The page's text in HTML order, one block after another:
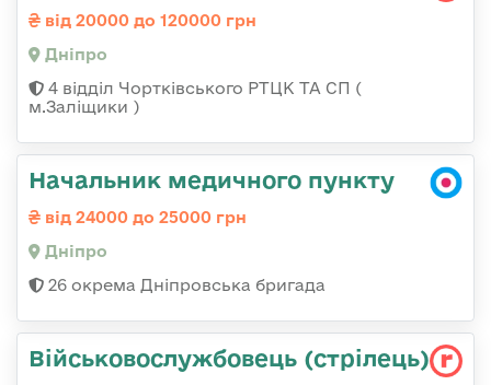
від 20000 до 120000 грн
Дніпро
4 відділ Чортківського РТЦК ТА СП (
м.Заліщики )
Начальник медичного пункту
від 24000 до 25000 грн
Дніпро
26 окрема Дніпровська бригада
Військовослужбовець (стрілець)